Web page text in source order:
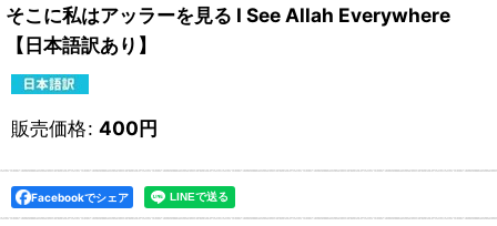
そこに私はアッラーを見る I See Allah Everywhere
【日本語訳あり】
販売価格: 400円
Facebookでシェア